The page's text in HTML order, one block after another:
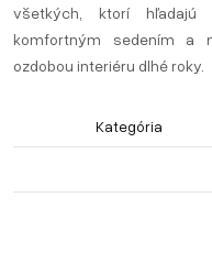
všetkých, ktorí hľadajú
komfortným sedením a
ozdobou interiéru dlhé roky.
Kategória